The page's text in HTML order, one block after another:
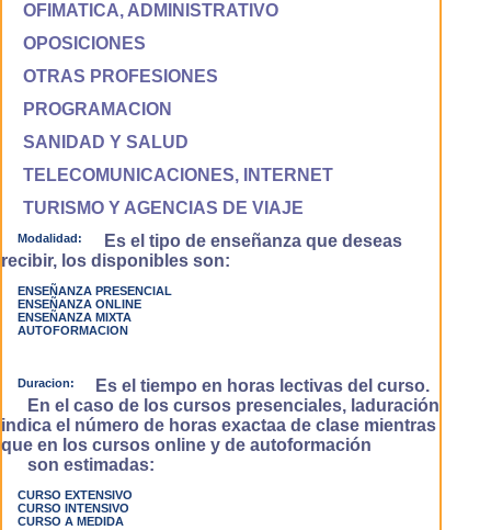
OFIMATICA, ADMINISTRATIVO
OPOSICIONES
OTRAS PROFESIONES
PROGRAMACION
SANIDAD Y SALUD
TELECOMUNICACIONES, INTERNET
TURISMO Y AGENCIAS DE VIAJE
Modalidad:
Es el tipo de enseñanza que deseas
recibir, los disponibles son:
ENSEÑANZA PRESENCIAL
ENSEÑANZA ONLINE
ENSEÑANZA MIXTA
AUTOFORMACION
Duracion:
Es el tiempo en horas lectivas del curso.
En el caso de los cursos presenciales, laduración
indica el número de horas exactaa de clase mientras
que en los cursos online y de autoformación
son estimadas:
CURSO EXTENSIVO
CURSO INTENSIVO
CURSO A MEDIDA